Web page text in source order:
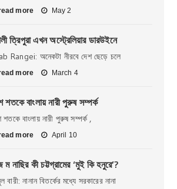
more May 2
ত্রিপুরা এখন অস্ট্রেলিয়ার ডারউইনে
Rangei: অনেকটা নীরবে দেশ ছেড়ে চলে
more March 4
শতকে বাংলায় নারী পুরুষ সম্পর্ক
শতকে বাংলায় নারী পুরুষ সম্পর্ক ,
more April 10
নাছির কী চট্টগ্রামের ‘মুই কি হনুরে’?
নানান বিতর্কের মধ্যে সরকারের নানা